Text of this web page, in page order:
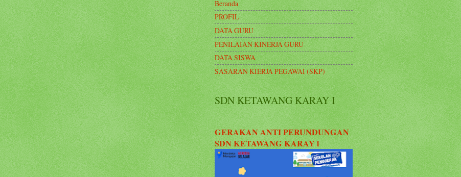
Beranda
PROFIL
DATA GURU
PENILAIAN KINERJA GURU
DATA SISWA
SASARAN KIERJA PEGAWAI (SKP)
SDN KETAWANG KARAY I
GERAKAN ANTI PERUNDUNGAN
SDN KETAWANG KARAY i